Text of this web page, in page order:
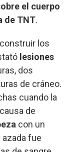
el cuerpo
de TNT.
los
lesiones
dos
de cráneo.
cuando la
de
con un
fue